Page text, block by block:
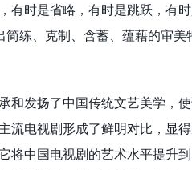
有时是省略，有时是跳跃，有
练、克制、含蓄、蕴藉的审美
和发扬了中国传统文艺美学，
流电视剧形成了鲜明对比，显
将中国电视剧的艺术水平提升